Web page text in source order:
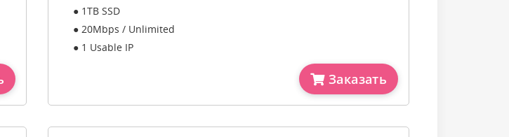
● 1TB SSD
● 20Mbps / Unlimited
● 1 Usable IP
Заказать